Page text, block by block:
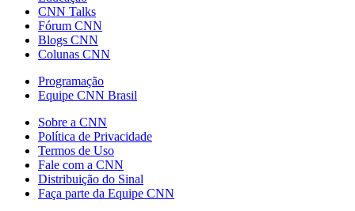
CNN Talks
Fórum CNN
Blogs CNN
Colunas CNN
Programação
Equipe CNN Brasil
Sobre a CNN
Política de Privacidade
Termos de Uso
Fale com a CNN
Distribuição do Sinal
Faça parte da Equipe CNN